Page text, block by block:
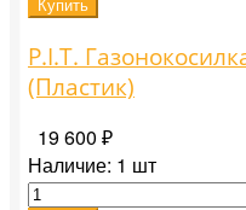
Купить
P.I.T.
(Пластик)
19 600 ₽
Наличие: 1 шт